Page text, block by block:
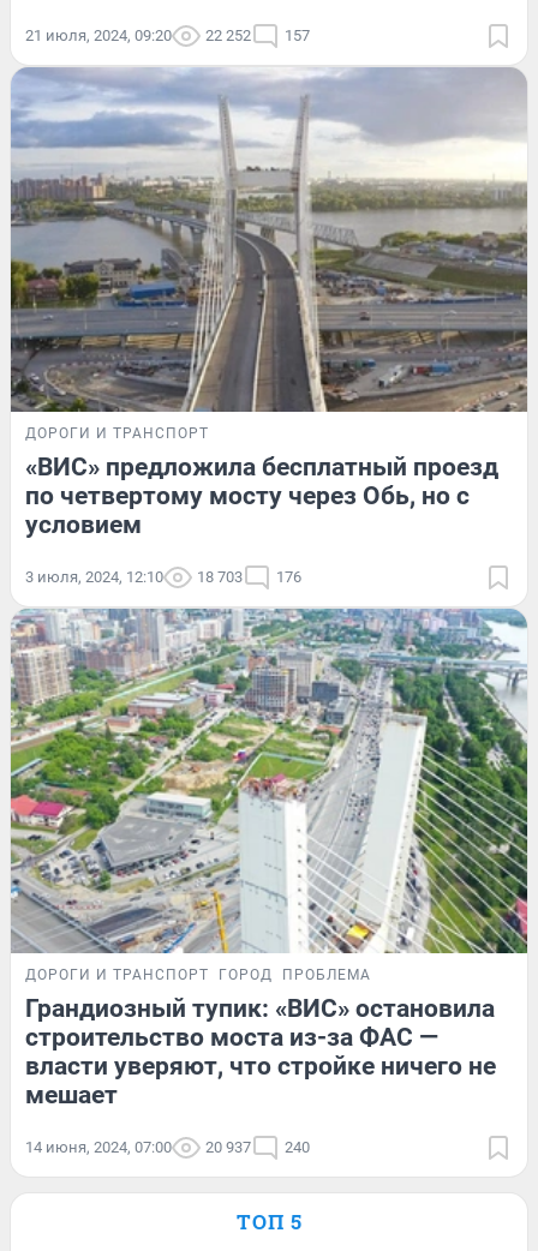
21 июля, 2024, 09:20 22 252 157
ДОРОГИ И ТРАНСПОРТ
«ВИС» предложила бесплатный проезд
по четвертому мосту через Обь, но с
условием
3 июля, 2024, 12:10 18 703 176
ДОРОГИ И ТРАНСПОРТ ГОРОД ПРОБЛЕМА
Грандиозный тупик: «ВИС» остановила
строительство моста из-за ФАС —
власти уверяют, что стройке ничего не
мешает
14 июня, 2024, 07:00 20 937 240
ТОП 5